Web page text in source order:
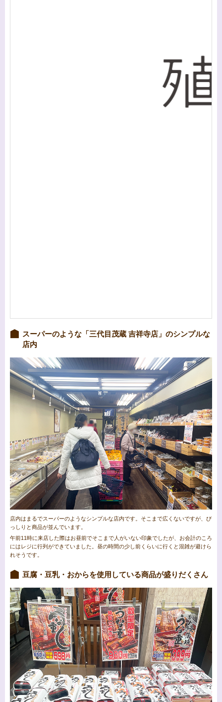
スーパーのような「三代目茂蔵 吉祥寺店」のシンプルな
店内
店内はまるでスーパーのようなシンプルな店内です。そこまで広くないですが、び
っしりと商品が並んでいます。
午前11時に来店した際はお昼前でそこまで人がいない印象でしたが、お会計のころ
にはレジに行列ができていました。昼の時間の少し前くらいに行くと混雑が避けら
れそうです。
豆腐・豆乳・おからを使用している商品が盛りだくさん